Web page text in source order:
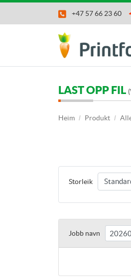
+47 57 66 23 60
LAST OPP FIL
Heim Produkt
Storleik
Jobb navn